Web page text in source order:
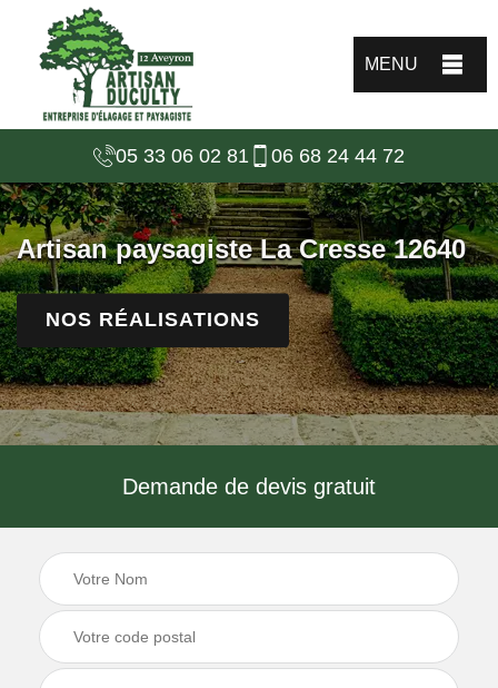
MENU
05 33 06 02 81 06 68 24 44 72
Artisan paysagiste La Cresse 12640
NOS RÉALISATIONS
Demande de devis gratuit